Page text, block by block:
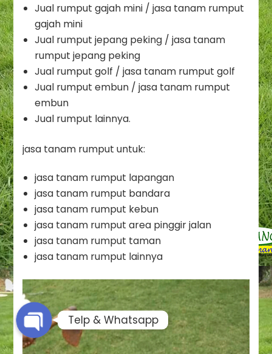
Jual rumput gajah mini / jasa tanam rumput
gajah mini
Jual rumput jepang peking / jasa tanam
rumput jepang peking
Jual rumput golf / jasa tanam rumput golf
Jual rumput embun / jasa tanam rumput
embun
Jual rumput lainnya.
jasa tanam rumput untuk:
jasa tanam rumput lapangan
jasa tanam rumput bandara
jasa tanam rumput kebun
jasa tanam rumput area pinggir jalan
jasa tanam rumput taman
jasa tanam rumput lainnya
Phone
Telp & Whatsapp